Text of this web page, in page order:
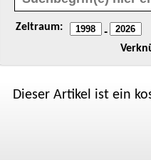
Zeitraum: -
Dieser Artikel ist ein